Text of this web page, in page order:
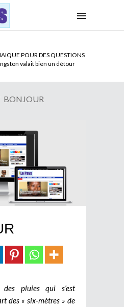
POUR DES QUESTIONS
valait bien un détour
BONJOUR
pluies qui s’est
des « six-mètres » de